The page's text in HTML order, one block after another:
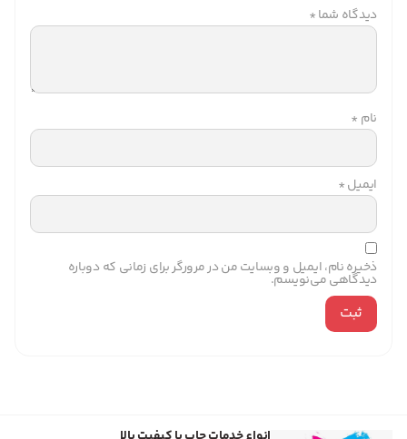
دیدگاه شما*
نام *
ایمیل*
ذخیره نام، ایمیل و وبسایت من در مرورگر برای زمانی که دوباره
دیدگاهی می‌نویسم.